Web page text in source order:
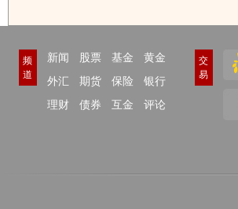
频
道
新闻 股票 基金
黄金
外汇
期货 保险
银行
理财
债券 互金 评论
交
易